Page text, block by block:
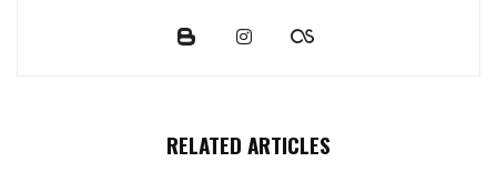
RELATED ARTICLES